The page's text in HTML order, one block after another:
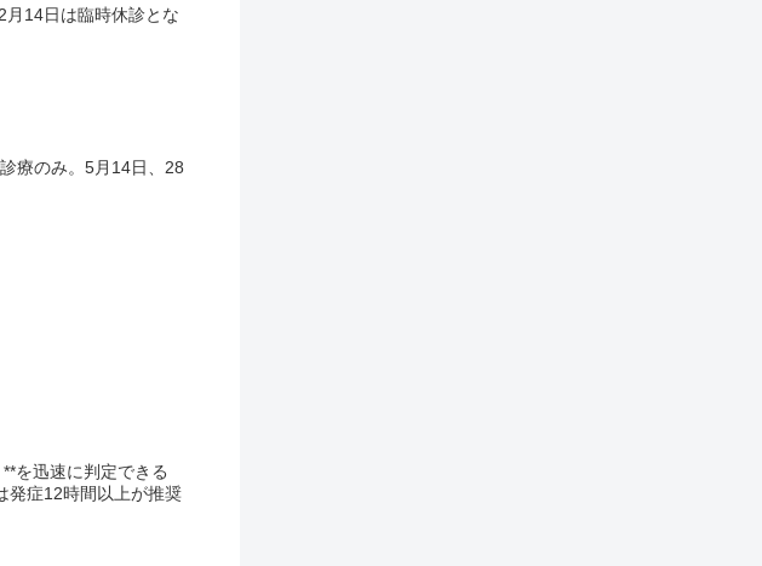
14日は臨時休診とな
療のみ。5月14日、28
を迅速に判定できる
発症12時間以上が推奨